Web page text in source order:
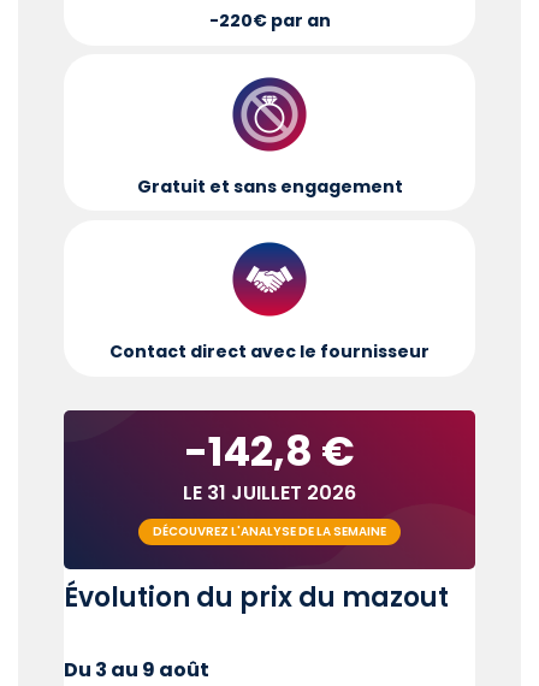
-220€ par an
Gratuit et sans engagement
Contact direct avec le fournisseur
-142,8 €
LE 31 JUILLET 2026
DÉCOUVREZ L'ANALYSE DE LA SEMAINE
Évolution du prix du mazout
Du 3 au 9 août